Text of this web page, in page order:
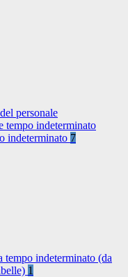
personale
tempo indeterminato
indeterminato 7
tempo indeterminato (da
1